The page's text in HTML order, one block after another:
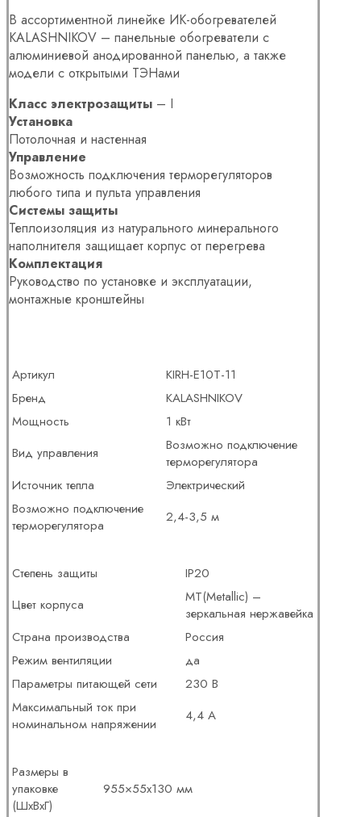
В ассортиментной линейке ИК-обогревателей
KALASHNIKOV – панельные обогреватели с
алюминиевой анодированной панелью, а также
модели с открытыми ТЭНами
Класс электрозащиты – I
Установка
Потолочная и настенная
Управление
Возможность подключения терморегуляторов
любого типа и пульта управления
Системы защиты
Теплоизоляция из натурального минерального
наполнителя защищает корпус от перегрева
Комплектация
Руководство по установке и эксплуатации,
монтажные кронштейны
Артикул
KIRH-E10T-11
Бренд
KALASHNIKOV
Мощность
1 кВт
Вид управления
Возможно подключение
терморегулятора
Источник тепла
Электрический
Возможно подключение
терморегулятора
2,4-3,5 м
Степень защиты
IP20
Цвет корпуса
MT(Metallic) –
зеркальная нержавейка
Страна производства
Россия
Режим вентиляции
да
Параметры питающей сети
230 В
Максимальный ток при
номинальном напряжении
4,4 А
Размеры в
упаковке
(ШхВхГ)
955×55х130 мм